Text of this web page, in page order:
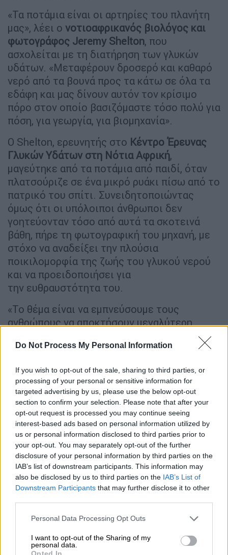
Do Not Process My Personal Information
If you wish to opt-out of the sale, sharing to third parties, or
processing of your personal or sensitive information for
targeted advertising by us, please use the below opt-out
section to confirm your selection. Please note that after your
opt-out request is processed you may continue seeing
interest-based ads based on personal information utilized by
us or personal information disclosed to third parties prior to
your opt-out. You may separately opt-out of the further
disclosure of your personal information by third parties on the
IAB’s list of downstream participants. This information may
also be disclosed by us to third parties on the IAB’s List of
Downstream Participants that may further disclose it to other
Please note that this website/app uses one or more Google
not limited to your visit or usage behaviour. You may click to
grant or deny consent to Google and its third-party tags to
Personal Data Processing Opt Outs
I want to opt-out of the Sharing of my
personal data.
Opted In
«Τα ποτάμια είναι οι αρτηρίες του πλανήτη
μας», λέει ο νοτιοαφρικανός βιολόγος και
φωτογράφος Jeremy Shelton, που
ασχολείται με τη διατήρηση των γλυκών
υδάτων. «Μεταφέρουν δροσερό και καθαρό
νερό από τα βουνά προς τα κάτω σε όλα τα
εδάφη και μας δίνουν αυτόν τον κρίσιμο
πόρο στον οποίο βασιζόμαστε τόσο πολύ για
πόση, για γεωργία, για βιομηχανία».
Ο Shelton, ερευνητής στο Κέντρο Έρευνας
Γλυκών Υδάτων στη Νότια Αφρική,
μαγεύτηκε από τα ποτάμια από παιδί, όταν
πλατσούριζε σε ένα μικρό ρυάκι πίσω από το
πατρικό του σπίτι. Συνειδητοποιώντας
όμως ότι οι υπόλοιποι άνθρωποι δεν
γοητεύονταν τόσο από αυτά τα σκοτεινά
βάθη, πήρε τη φωτογραφική του μηχανή, με
στόχο να αναδείξει την πλούσια
ποικιλομορφία της ζωής του γλυκού νερού
και να προειδοποιήσει για
την ευθραυστότητα του.
«Το θέμα είναι να εμπνεύσουμε τους
ανθρώπους να αποκτήσουν μεγαλύτερη
επίγνωση του φυσικού κόσμου γύρω τους
και μόλις σφυρηλατηθεί αυτή η σύνδεση, να
συμπεριφέρονται, τον τρόπο με τον οποίο
ενεργούν, τον τρόπο με τον οποίο
συνδέονται με αυτή τη ζωή γύρω τους», λέει
ο Shelton στο CNN.
Οιεικόνες του παρουσιάστηκαν στην έκθεση
του WWFγια τα ψάρια του γλυκού νερού και
έχουν κοινοποιηθεί ευρέως στο Instagram,
μεταξύ άλλων από τον ακτιβιστή και
ηθοποιόΛεονάρντο Ντι Κάπριο.